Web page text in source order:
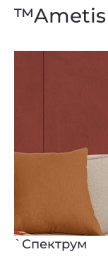
™Ametis
`Спектрум